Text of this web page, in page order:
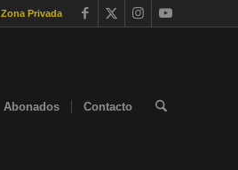
Zona Privada
Abonados Contacto